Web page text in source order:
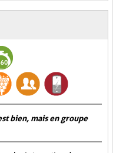
bien, mais en groupe